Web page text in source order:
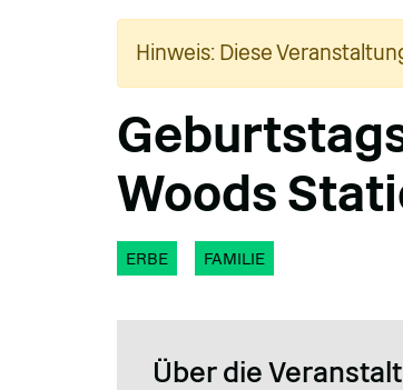
Hinweis: Diese
Woods
ERBE FAMILIE
Über die